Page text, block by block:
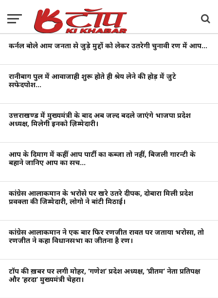
कर्नल बोले आम जनता से जुड़े मुद्दों को लेकर उतरेगी चुनावी रण में आप…
रानीबाग पुल में आवाजाही शुरू होते ही श्रेय लेने की होड़ में जुटे
सफेदपोश…
उत्तराखण्ड में मुख्यमंत्री के बाद अब जल्द बदले जाएंगे भाजपा प्रदेश
अध्यक्ष, मिलेगी इनको ज़िम्मेदारी।
आप के दिमाग में कहीं आप पार्टी का कब्जा तो नहीं, बिजली गारन्टी के
बहाने जानिए आप का सच…
कांग्रेस आलाकमान के भरोसे पर खरे उतरे दीपक, दोबारा मिली प्रदेश
प्रवक्ता की जिम्मेदारी, लोगो ने बांटी मिठाई।
कांग्रेस आलाकमान ने एक बार फिर रणजीत रावत पर जताया भरोसा, तो
रणजीत ने कहा विधानसभा का जीतना है रण।
टॉप की ख़बर पर लगी मोहर, ‘गणेश’ प्रदेश अध्यक्ष, ‘प्रीतम’ नेता प्रतिपक्ष
और ‘हरदा’ मुख्यमंत्री चेहरा।